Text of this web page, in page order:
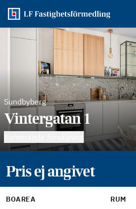
Sundbyberg
Vintergatan 1
Pris ej angivet
BOAREA
RUM